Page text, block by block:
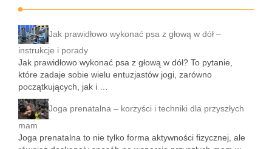
Jak prawidłowo wykonać psa z głową w dół –
instrukcje i porady
Jak prawidłowo wykonać psa z głową w dół? To pytanie,
które zadaje sobie wielu entuzjastów jogi, zarówno
początkujących, jak i …
Joga prenatalna – korzyści i techniki dla przyszłych
mam
Joga prenatalna to nie tylko forma aktywności fizycznej, ale